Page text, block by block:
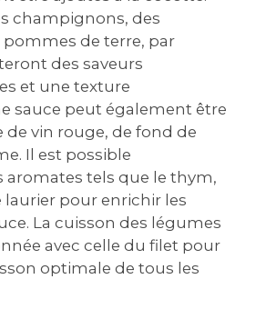
champignons, des
de terre, par
des saveurs
et une texture
sauce peut également être
de vin rouge, de fond de
Il est possible
aromates tels que le thym,
laurier pour enrichir les
La cuisson des légumes
avec celle du filet pour
optimale de tous les